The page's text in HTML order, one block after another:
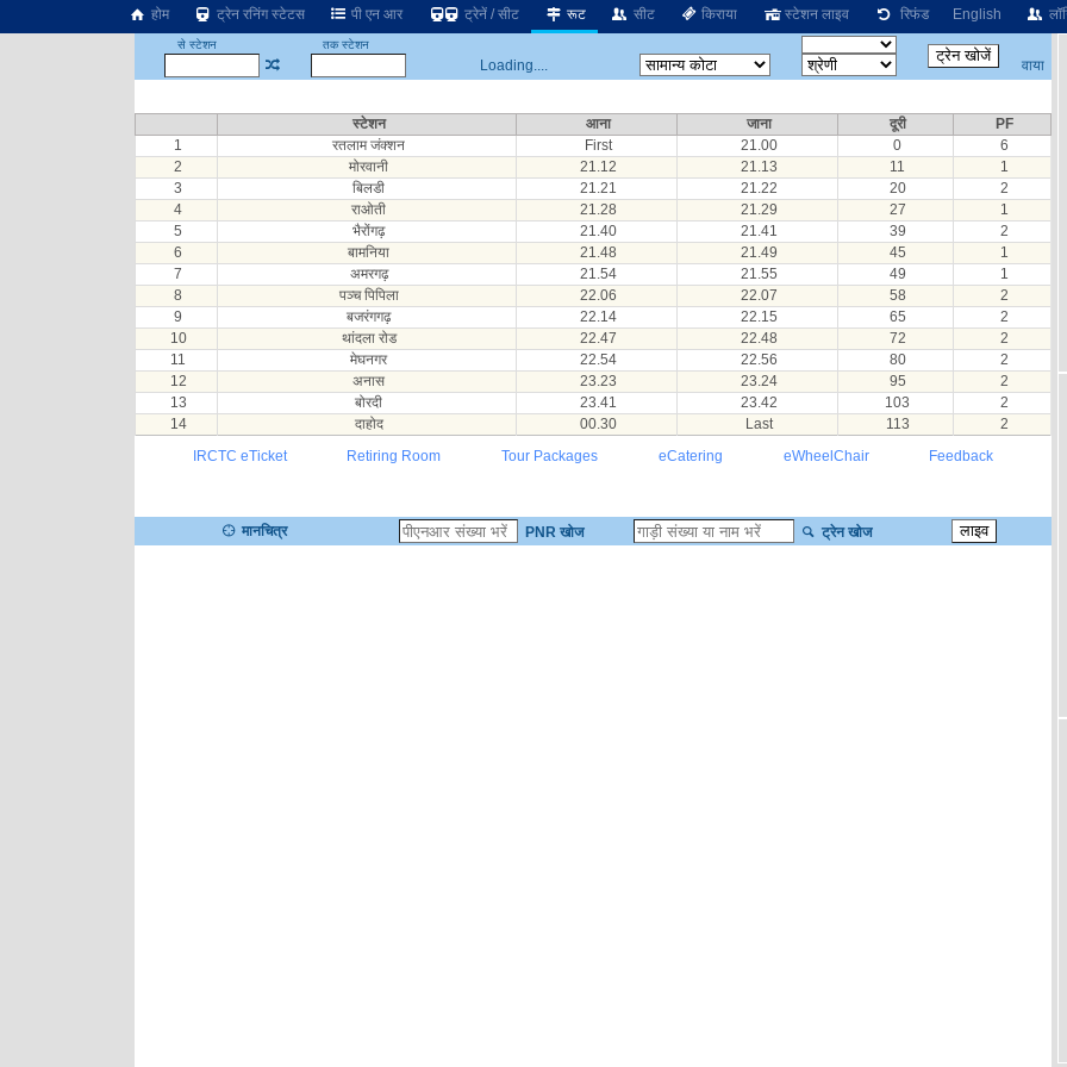
होम ट्रेन रनिंग स्टेटस पी एन आर ट्रेनें / सीट रूट सीट किराया स्टेशन लाइव रिफंड English
से स्टेशन तक स्टेशन
Loading.... वाया
स्टेशन आना जाना दूरी
PF
1
रतलाम जंक्शन First 21.00 0
6
2
मोरवानी 21.12 21.13 11
1
3
बिलडी 21.21 21.22 20
2
4
राओती 21.28 21.29 27
1
5
भैरोंगढ़ 21.40 21.41 39
2
6
बामनिया 21.48 21.49 45
1
7
अमरगढ़ 21.54 21.55 49
1
8
पञ्च पिपिला 22.06 22.07 58
2
9
बजरंगगढ़ 22.14 22.15 65
2
10
थांदला रोड 22.47 22.48 72
2
11
मेघनगर 22.54 22.56 80
2
12
अनास 23.23 23.24 95
2
13
बोरदी 23.41 23.42 103
2
14
दाहोद 00.30 Last 113
2
IRCTC eTicket
Retiring Room Tour Packages eCatering eWheelChair Feedback
मानचित्र PNR खोज ट्रेन खोज